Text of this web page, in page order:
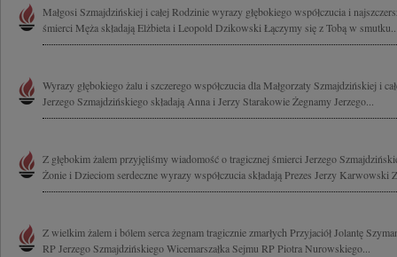
Małgosi Szmajdzińskiej i całej Rodzinie wyrazy głębokiego współczucia i
śmierci Męża składają Elżbieta i Leopold Dzikowski Łączymy się z Tobą w
Wyrazy głębokiego żalu i szczerego współczucia dla Małgorzaty Szmajdzińskiej i
Jerzego Szmajdzińskiego składają Anna i Jerzy Starakowie Żegnamy Jerzego...
Z głębokim żalem przyjęliśmy wiadomość o tragicznej śmierci Jerzego
Żonie i Dzieciom serdeczne wyrazy współczucia składają Prezes Jerzy Karwowski
Z wielkim żalem i bólem serca żegnam tragicznie zmarłych Przyjaciół Jolantę
RP Jerzego Szmajdzińskiego Wicemarszałka Sejmu RP Piotra Nurowskiego...